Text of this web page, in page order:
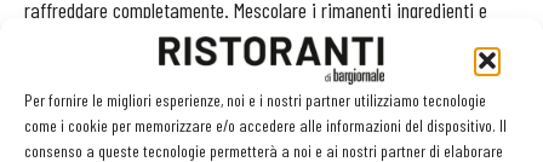
Per fornire le migliori esperienze, noi e i nostri partner utilizziamo tecnologie
come i cookie per memorizzare e/o accedere alle informazioni del dispositivo. Il
consenso a queste tecnologie permetterà a noi e ai nostri partner di elaborare
raffreddare completamente. Mescolare i rimanenti ingredienti e
unire la panna filtrata. Portare a 85°C il composto, mescolando
costantemente con una frusta. Fare raffreddare e lasciare
maturare in frigorifero per almeno 4 ore. Passare al mantecatore e
conservare in freezer.